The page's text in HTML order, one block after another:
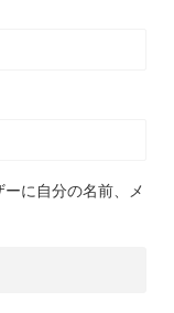
に自分の名前、メ